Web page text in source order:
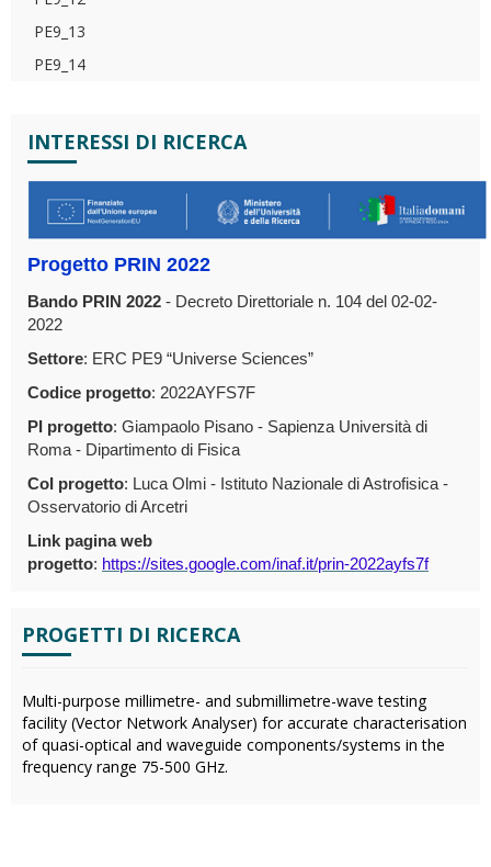
PE9_13
PE9_14
INTERESSI DI RICERCA
Progetto PRIN 2022
Bando PRIN 2022 - Decreto Direttoriale n. 104 del 02-02-
2022
Settore: ERC PE9 “Universe Sciences”
Codice progetto: 2022AYFS7F
PI progetto: Giampaolo Pisano - Sapienza Università di
Roma - Dipartimento di Fisica
CoI progetto: Luca Olmi - Istituto Nazionale di Astrofisica -
Osservatorio di Arcetri
Link pagina web
progetto: https://sites.google.com/inaf.it/prin-2022ayfs7f
PROGETTI DI RICERCA
Multi-purpose millimetre- and submillimetre-wave testing
facility (Vector Network Analyser) for accurate characterisation
of quasi-optical and waveguide components/systems in the
frequency range 75-500 GHz.